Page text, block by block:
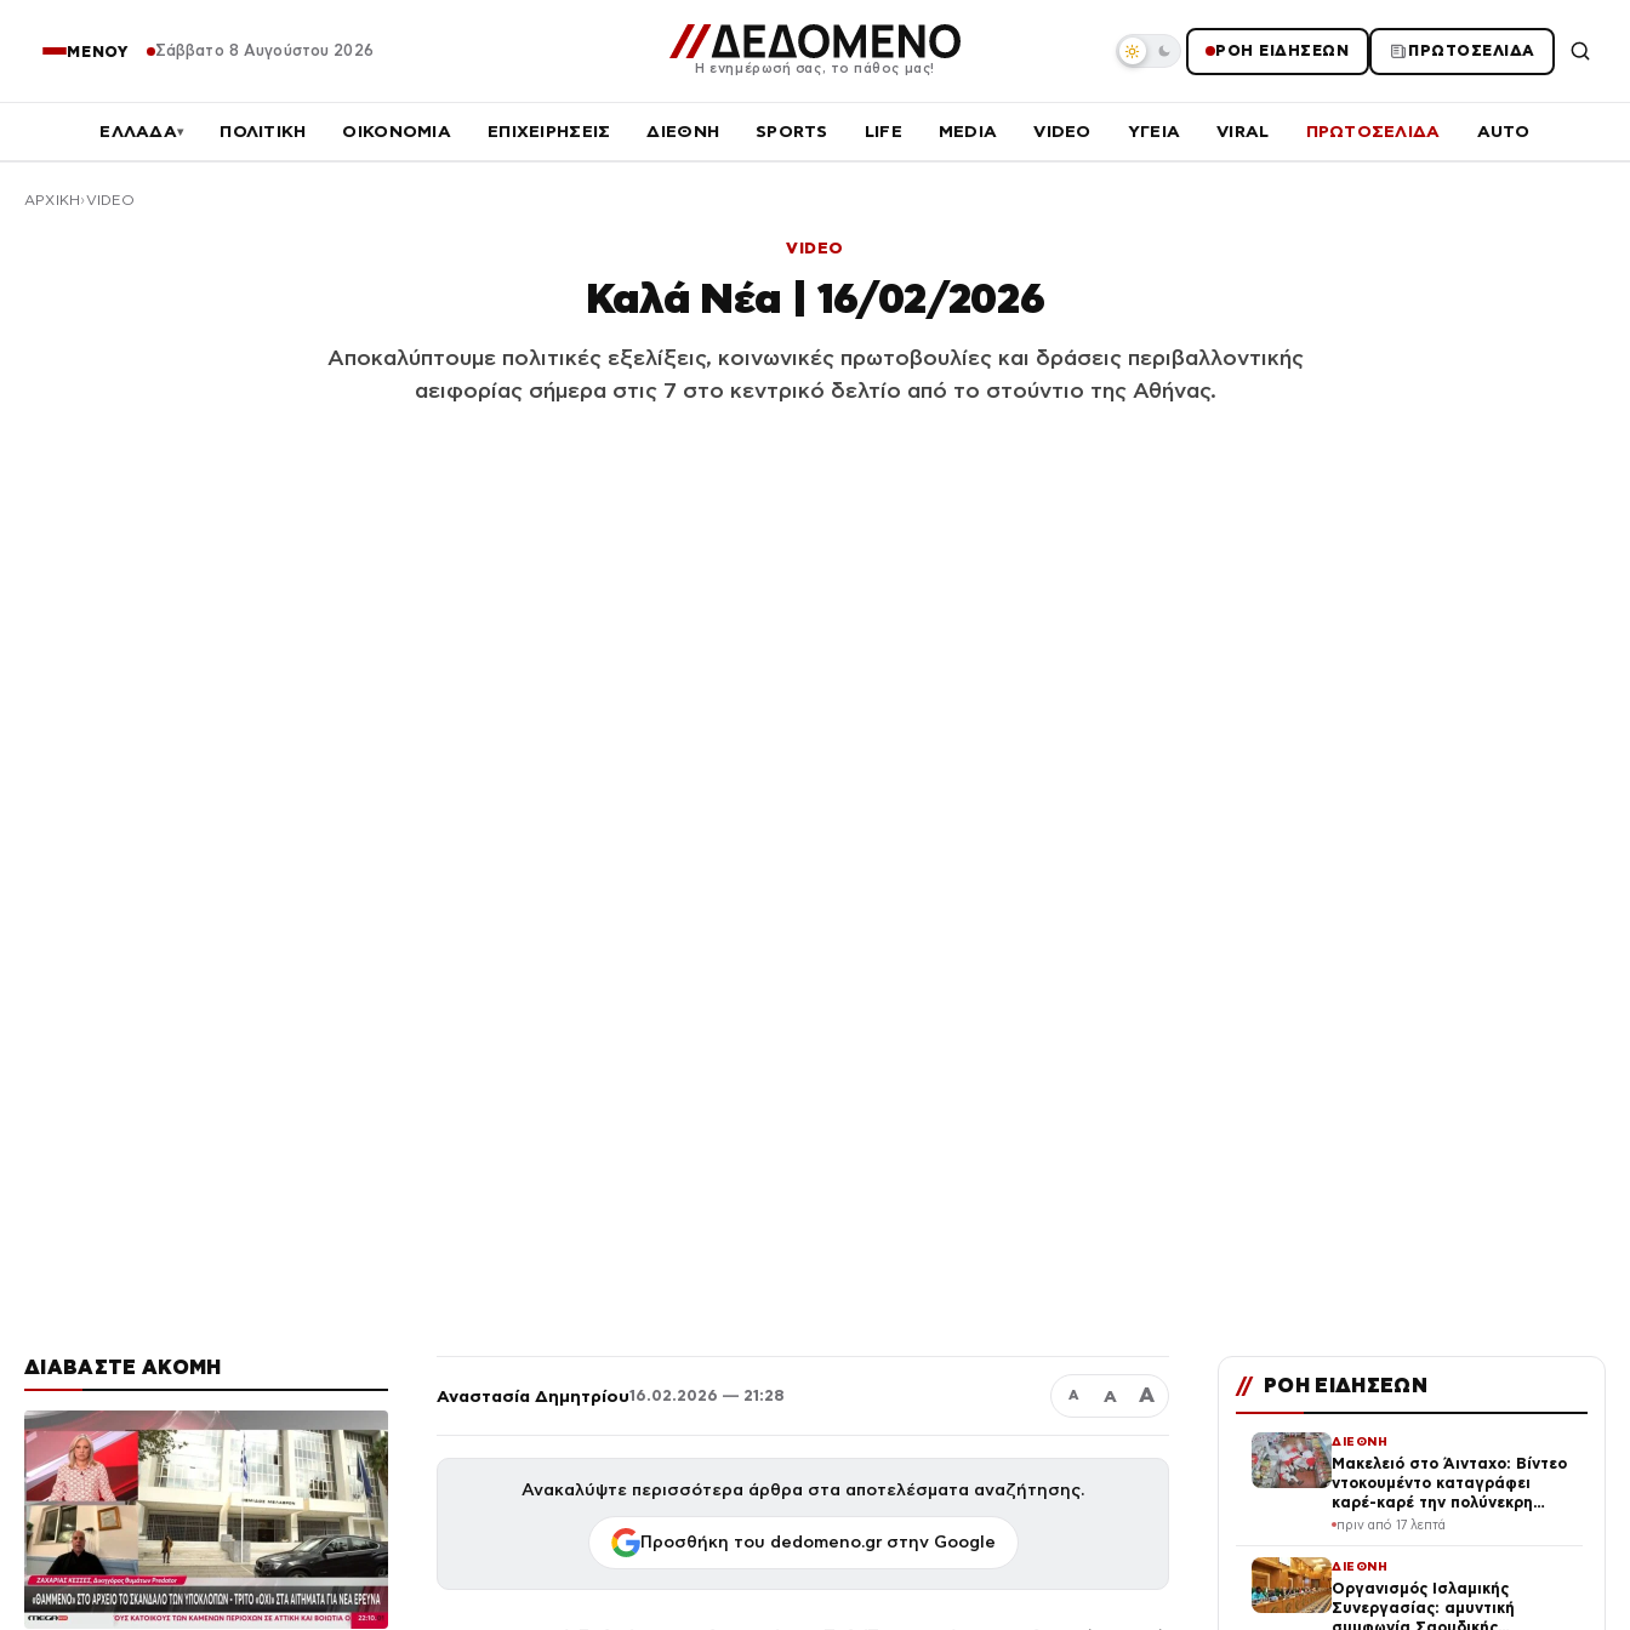
ΜΕΝΟΥ Σάββατο 8 Αυγούστου 2026
Η ενημέρωσή σας, το πάθος μας!
ΡΟΗ ΕΙΔΗΣΕΩΝ ΠΡΩΤΟΣΕΛΙΔΑ
ΕΛΛΑΔΑ▾ ΠΟΛΙΤΙΚΗ ΟΙΚΟΝΟΜΙΑ ΕΠΙΧΕΙΡΗΣΕΙΣ ΔΙΕΘΝΗ SPORTS LIFE MEDIA VIDEO ΥΓΕΙΑ VIRAL ΠΡΩΤΟΣΕΛΙΔΑ AUTO
ΑΡΧΙΚΉ VIDEO
VIDEO
Καλά Νέα | 16/02/2026
Αποκαλύπτουμε πολιτικές εξελίξεις, κοινωνικές πρωτοβουλίες και δράσεις περιβαλλοντικής
αειφορίας σήμερα στις 7 στο κεντρικό δελτίο από το στούντιο της Αθήνας.
ΔΙΑΒΑΣΤΕ ΑΚΟΜΗ
Αναστασία Δημητρίου16.02.2026 — 21:28 Α Α Α
Ανακαλύψτε περισσότερα άρθρα στα αποτελέσματα αναζήτησης.
Προσθήκη του dedomeno.gr στην Google
// ΡΟΗ ΕΙΔΗΣΕΩΝ
ΔΙΕΘΝΗ
Μακελειό στο Άινταχο: Βίντεο
ντοκουμέντο καταγράφει
καρέ-καρέ την πολύνεκρη
επίθεση του 24χρονου
πριν από 17 λεπτά
ΔΙΕΘΝΗ
Οργανισμός Ισλαμικής
Συνεργασίας: αμυντική
συμφωνία Σαουδικής